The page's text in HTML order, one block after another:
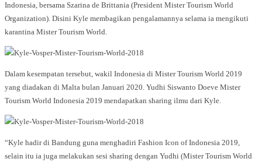
Indonesia, bersama Szarina de Brittania (President Mister Tourism World
Organization). Disini Kyle membagikan pengalamannya selama ia mengikuti
karantina Mister Tourism World.
Dalam kesempatan tersebut, wakil Indonesia di Mister Tourism World 2019
yang diadakan di Malta bulan Januari 2020. Yudhi Siswanto Doeve Mister
Tourism World Indonesia 2019 mendapatkan sharing ilmu dari Kyle.
“Kyle hadir di Bandung guna menghadiri Fashion Icon of Indonesia 2019,
selain itu ia juga melakukan sesi sharing dengan Yudhi (Mister Tourism World